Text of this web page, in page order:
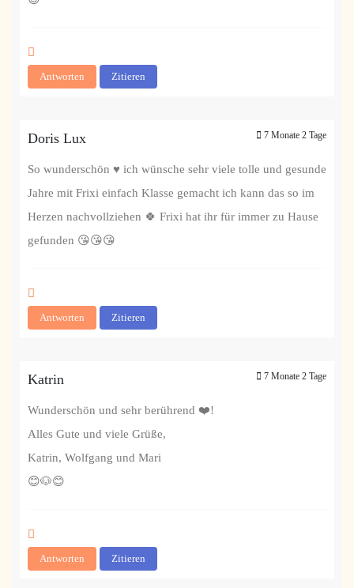
Antworten Zitieren
Doris Lux 7 Monate 2 Tage
So wunderschön ♥️ ich wünsche sehr viele tolle und gesunde
Jahre mit Frixi einfach Klasse gemacht ich kann das so im
Herzen nachvollziehen 🍀 Frixi hat ihr für immer zu Hause
gefunden 😘😘😘
Antworten Zitieren
Katrin 7 Monate 2 Tage
Wunderschön und sehr berührend ❤️!
Alles Gute und viele Grüße,
Katrin, Wolfgang und Mari
😊🐶😊
Antworten Zitieren